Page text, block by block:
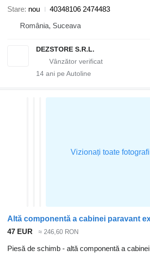
Stare nou
40348106 2474483
România, Suceava
DEZSTORE S.R.L.
14 ani pe Autoline
47 EUR ≈ 246,60 RON
Piesă de schimb - altă componentă a cabinei